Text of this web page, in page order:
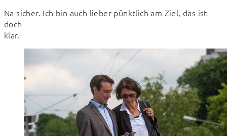
Na sicher. Ich bin auch lieber pünktlich am Ziel, das ist
doch
klar.